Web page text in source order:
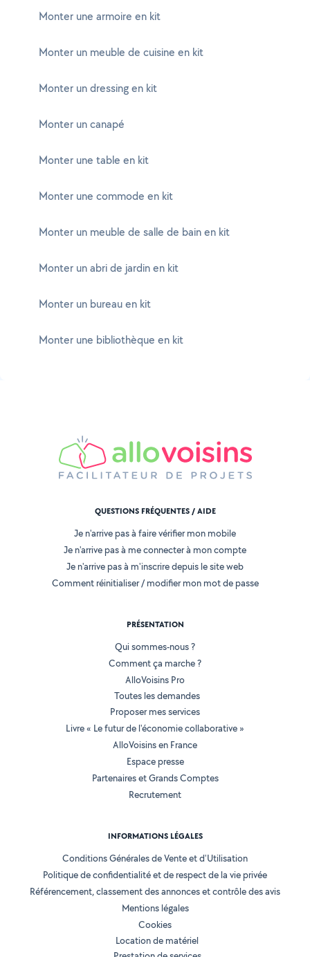
Monter une armoire en kit
Monter un meuble de cuisine en kit
Monter un dressing en kit
Monter un canapé
Monter une table en kit
Monter une commode en kit
Monter un meuble de salle de bain en kit
Monter un abri de jardin en kit
Monter un bureau en kit
Monter une bibliothèque en kit
QUESTIONS FRÉQUENTES / AIDE
Je n'arrive pas à faire vérifier mon mobile
Je n'arrive pas à me connecter à mon compte
Je n'arrive pas à m'inscrire depuis le site web
Comment réinitialiser / modifier mon mot de passe
PRÉSENTATION
Qui sommes-nous ?
Comment ça marche ?
AlloVoisins Pro
Toutes les demandes
Proposer mes services
Livre « Le futur de l'économie collaborative »
AlloVoisins en France
Espace presse
Partenaires et Grands Comptes
Recrutement
INFORMATIONS LÉGALES
Conditions Générales de Vente et d'Utilisation
Politique de confidentialité et de respect de la vie privée
Référencement, classement des annonces et contrôle des avis
Mentions légales
Cookies
Location de matériel